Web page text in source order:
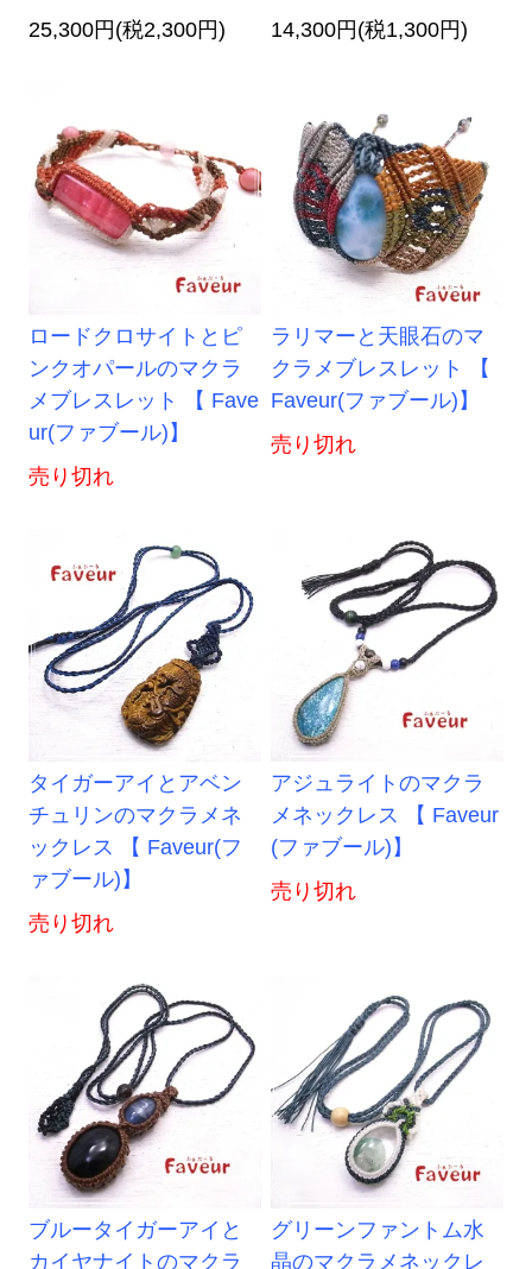
25,300円(税2,300円)
14,300円(税1,300円)
ロードクロサイトとピ
ンクオパールのマクラ
メブレスレット 【 Fave
ur(ファブール)】
売り切れ
ラリマーと天眼石のマ
クラメブレスレット 【
Faveur(ファブール)】
売り切れ
タイガーアイとアベン
チュリンのマクラメネ
ックレス 【 Faveur(フ
ァブール)】
売り切れ
アジュライトのマクラ
メネックレス 【 Faveur
(ファブール)】
売り切れ
ブルータイガーアイと
カイヤナイトのマクラ
グリーンファントム水
晶のマクラメネックレ